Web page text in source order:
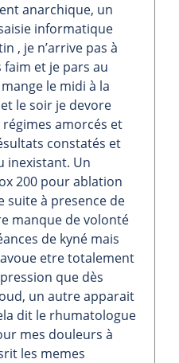
anarchique, un
informatique
, je n’arrive pas à
faim et je pars au
le midi à la
le soir je devore
amorcés et
constatés et
inexistant. Un
200 pour ablation
suite à presence de
manque de volonté
de kyné mais
etre totalement
que dès
un autre apparait
dit le rhumatologue
mes douleurs à
les memes